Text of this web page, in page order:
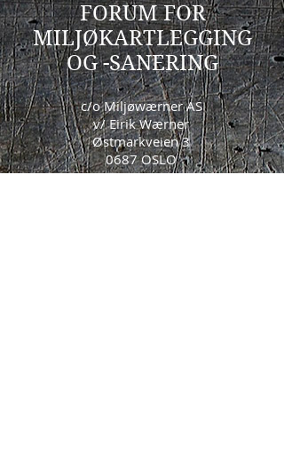
FORUM FOR
MILJØKARTLEGGING
OG -SANERING
c/o Miljøwærner AS
v/ Eirik Wærner
Østmarkveien 3
0687 OSLO